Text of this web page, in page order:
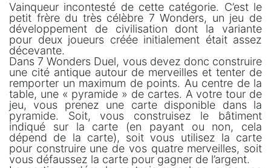
Vainqueur incontesté de cette catégorie. C’est le
petit frère du très célèbre 7 Wonders, un jeu de
développement de civilisation dont la variante
pour deux joueurs créée initialement était assez
décevante.
Dans 7 Wonders Duel, vous devez donc construire
une cité antique autour de merveilles et tenter de
remporter un maximum de points. Au centre de la
table, une « pyramide » de cartes. A votre tour de
jeu, vous prenez une carte disponible dans la
pyramide. Soit, vous construisez le bâtiment
indiqué sur la carte (en payant ou non, cela
dépend de la carte), soit vous utilisez la carte
pour construire une de vos quatre merveilles, soit
vous défaussez la carte pour gagner de l’argent.